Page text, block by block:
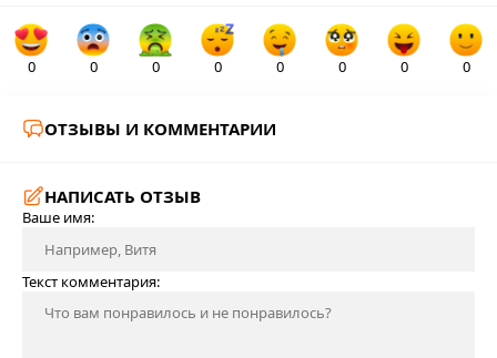
0 0 0 0 0 0 0 0
ОТЗЫВЫ И КОММЕНТАРИИ
НАПИСАТЬ ОТЗЫВ
Ваше имя:
Текст комментария: